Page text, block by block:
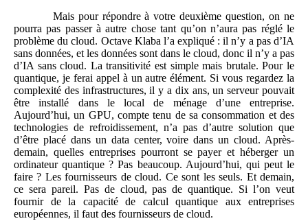
Mais pour répondre à votre deuxième question, on ne
pourra pas passer à autre chose tant qu’on n’aura pas réglé le
problème du cloud. Octave Klaba l’a expliqué : il n’y a pas d’IA
sans données, et les données sont dans le cloud, donc il n’y a pas
d’IA sans cloud. La transitivité est simple mais brutale. Pour le
quantique, je ferai appel à un autre élément. Si vous regardez la
complexité des infrastructures, il y a dix ans, un serveur pouvait
être installé dans le local de ménage d’une entreprise.
Aujourd’hui, un GPU, compte tenu de sa consommation et des
technologies de refroidissement, n’a pas d’autre solution que
d’être placé dans un data center, voire dans un cloud. Après-
demain, quelles entreprises pourront se payer et héberger un
ordinateur quantique ? Pas beaucoup. Aujourd’hui, qui peut le
faire ? Les fournisseurs de cloud. Ce sont les seuls. Et demain,
ce sera pareil. Pas de cloud, pas de quantique. Si l’on veut
fournir de la capacité de calcul quantique aux entreprises
européennes, il faut des fournisseurs de cloud.